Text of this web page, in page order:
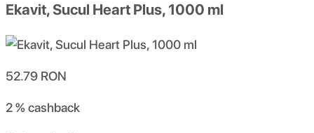
Ekavit, Sucul Heart Plus, 1000 ml
52.79 RON
2 %cashback